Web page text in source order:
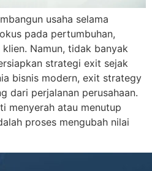
usaha selama
pada pertumbuhan,
Namun, tidak banyak
strategi exit sejak
bisnis modern, exit strategy
dari perjalanan perusahaan.
menyerah atau menutup
proses mengubah nilai